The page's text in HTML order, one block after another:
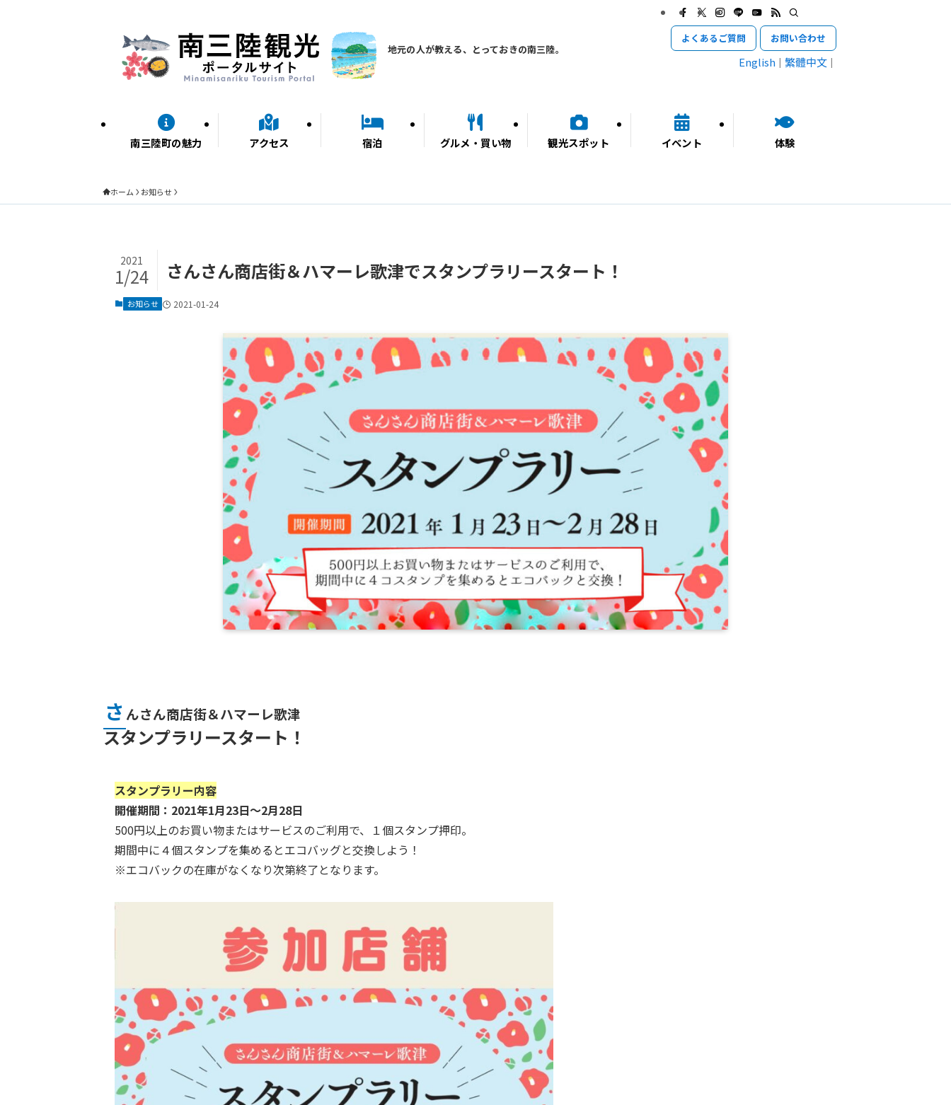
地元の人が教える、とっておきの南三陸。
南三陸町の魅力 アクセス 宿泊 グルメ・買い物 観光スポット イベント 体験
よくあるご質問 お問い合わせ
English 繁體中文
ホーム お知らせ
さんさん商店街＆ハマーレ歌津でスタンプラリースタート！
2021
1/24
お知らせ 2021-01-24
さ んさん商店街＆ハマーレ歌津
スタンプラリースタート！
スタンプラリー内容
開催期間：2021年1月23日～2月28日
500円以上のお買い物またはサービスのご利用で、１個スタンプ押印。
期間中に４個スタンプを集めるとエコバッグと交換しよう！
※エコバックの在庫がなくなり次第終了となります。